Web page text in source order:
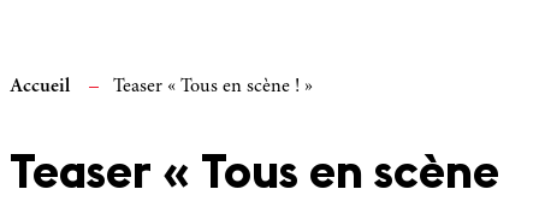
Accueil Teaser « Tous en scène ! »
Teaser « Tous en scène